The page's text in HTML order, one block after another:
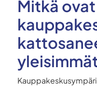
Mitkä ovat